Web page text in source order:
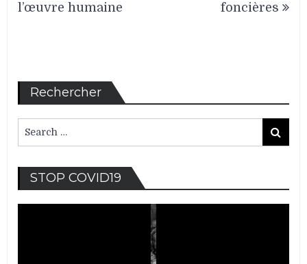
l’œuvre humaine
foncières
Rechercher
for:
Search
STOP COVID19